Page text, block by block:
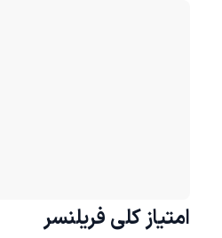
امتیاز کلی فریلنسر